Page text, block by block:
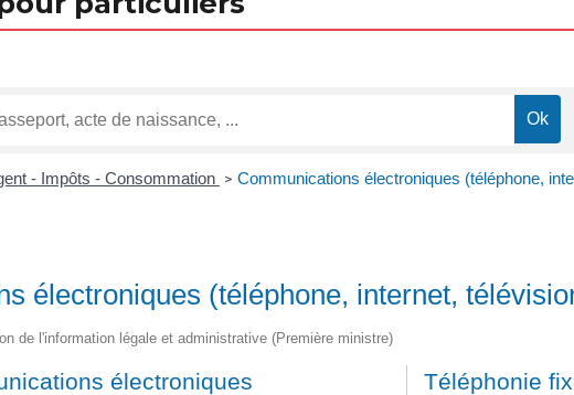
- Impôts - Consommation > Communications électroniques (téléphone,
électroniques (téléphone, internet,
de l'information légale et administrative (Première ministre)
électroniques Téléphonie